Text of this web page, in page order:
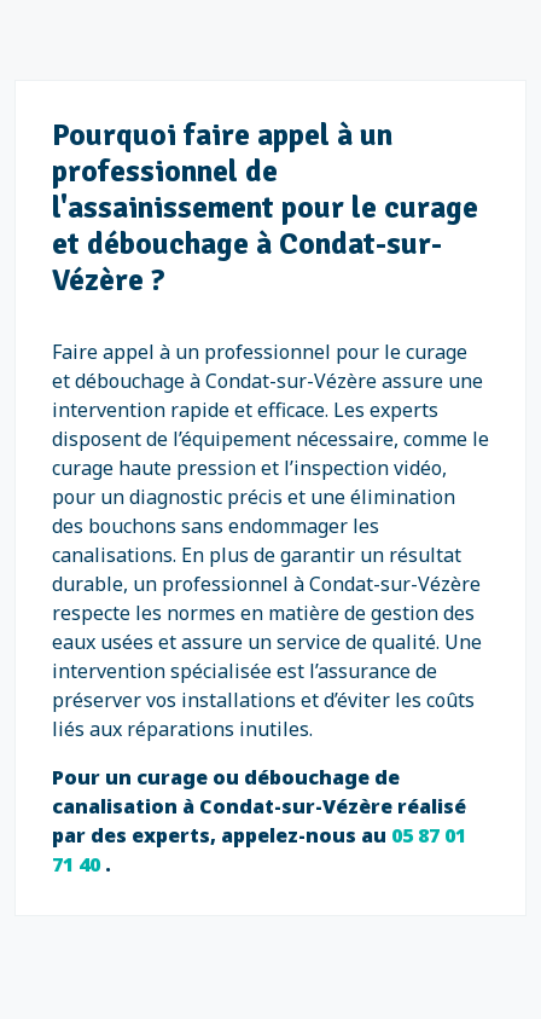
Pourquoi faire appel à un
professionnel de
l'assainissement pour le curage
et débouchage à Condat-sur-
Vézère ?
Faire appel à un professionnel pour le curage
et débouchage à Condat-sur-Vézère assure une
intervention rapide et efficace. Les experts
disposent de l’équipement nécessaire, comme le
curage haute pression et l’inspection vidéo,
pour un diagnostic précis et une élimination
des bouchons sans endommager les
canalisations. En plus de garantir un résultat
durable, un professionnel à Condat-sur-Vézère
respecte les normes en matière de gestion des
eaux usées et assure un service de qualité. Une
intervention spécialisée est l’assurance de
préserver vos installations et d’éviter les coûts
liés aux réparations inutiles.
Pour un curage ou débouchage de
canalisation à Condat-sur-Vézère réalisé
par des experts, appelez-nous au 05 87 01
71 40.